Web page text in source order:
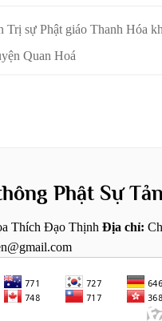
Trị sự Phật giáo Thanh Hóa
Quan Hoá
Phật Sự
Thích Đạo Thịnh Địa chỉ: